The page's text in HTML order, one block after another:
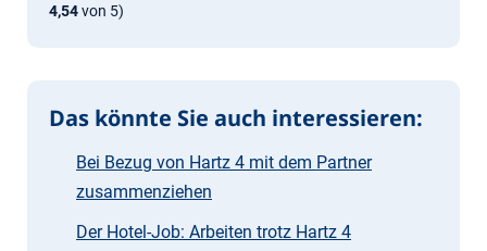
4,54von 5)
Das könnte Sie auch interessieren:
Bei Bezug von Hartz 4 mit dem Partner
zusammenziehen
Der Hotel-Job: Arbeiten trotz Hartz 4